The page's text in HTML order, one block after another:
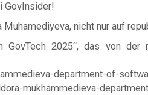
GovInsider!
nicht nur auf
2025“, das von der
department-of-
mukhammedieva-